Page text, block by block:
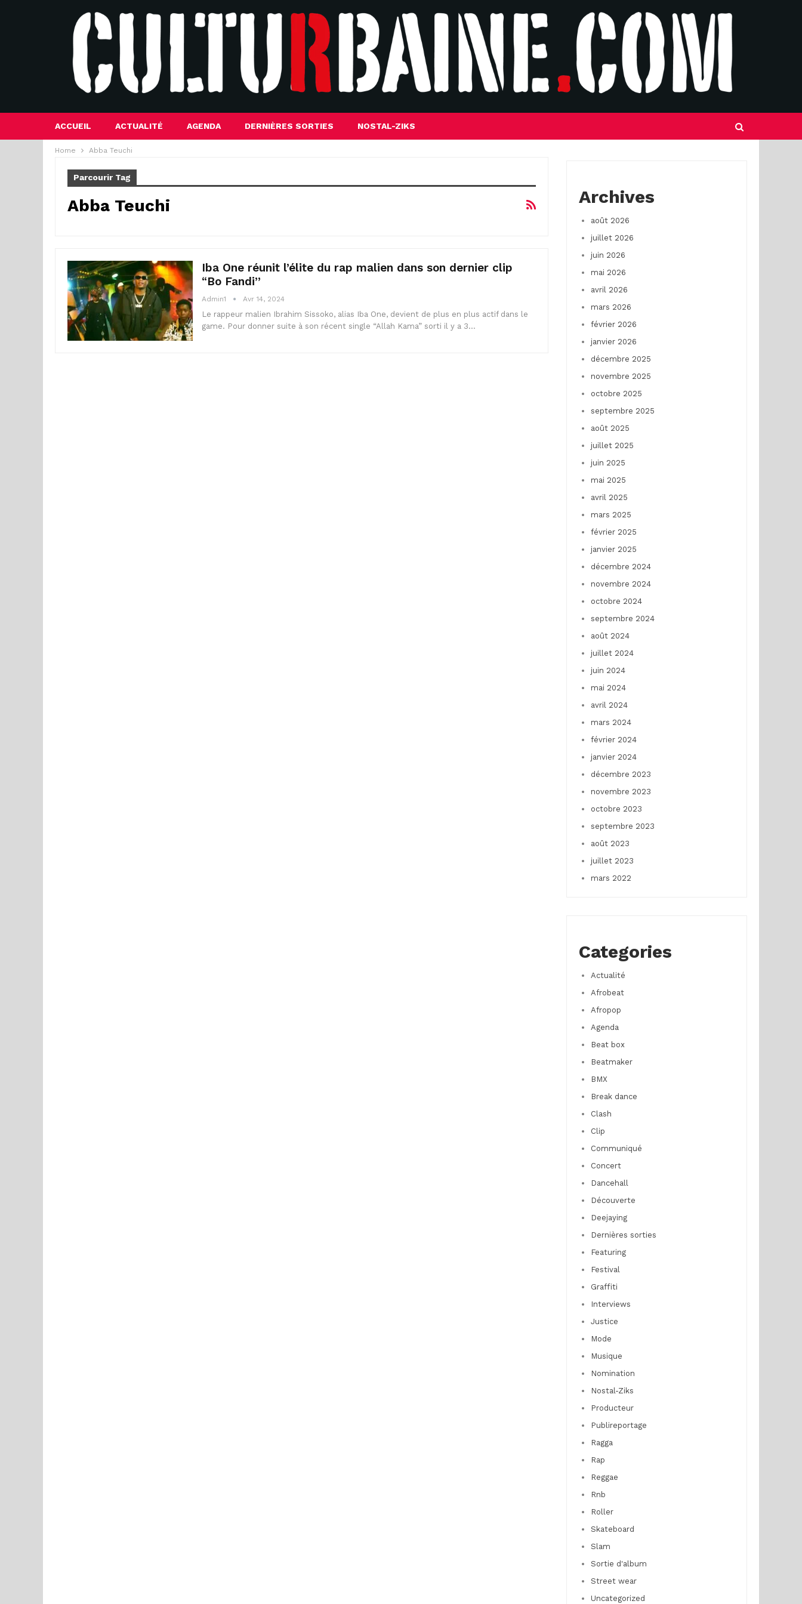
ACCUEIL ACTUALITÉ AGENDA DERNIÈRES SORTIES NOSTAL-ZIKS
Home Abba Teuchi
Parcourir Tag
Abba Teuchi
Iba One réunit l’élite du rap malien dans son dernier clip
“Bo Fandi”
Admin1 Avr 14, 2024
Le rappeur malien Ibrahim Sissoko, alias Iba One, devient de plus en plus actif dans le
game. Pour donner suite à son récent single “Allah Kama” sorti il y a 3…
Archives
août 2026
juillet 2026
juin 2026
mai 2026
avril 2026
mars 2026
février 2026
janvier 2026
décembre 2025
novembre 2025
octobre 2025
septembre 2025
août 2025
juillet 2025
juin 2025
mai 2025
avril 2025
mars 2025
février 2025
janvier 2025
décembre 2024
novembre 2024
octobre 2024
septembre 2024
août 2024
juillet 2024
juin 2024
mai 2024
avril 2024
mars 2024
février 2024
janvier 2024
décembre 2023
novembre 2023
octobre 2023
septembre 2023
août 2023
juillet 2023
mars 2022
Categories
Actualité
Afrobeat
Afropop
Agenda
Beat box
Beatmaker
BMX
Break dance
Clash
Clip
Communiqué
Concert
Dancehall
Découverte
Deejaying
Dernières sorties
Featuring
Festival
Graffiti
Interviews
Justice
Mode
Musique
Nomination
Nostal-Ziks
Producteur
Publireportage
Ragga
Rap
Reggae
Rnb
Roller
Skateboard
Slam
Sortie d'album
Street wear
Uncategorized